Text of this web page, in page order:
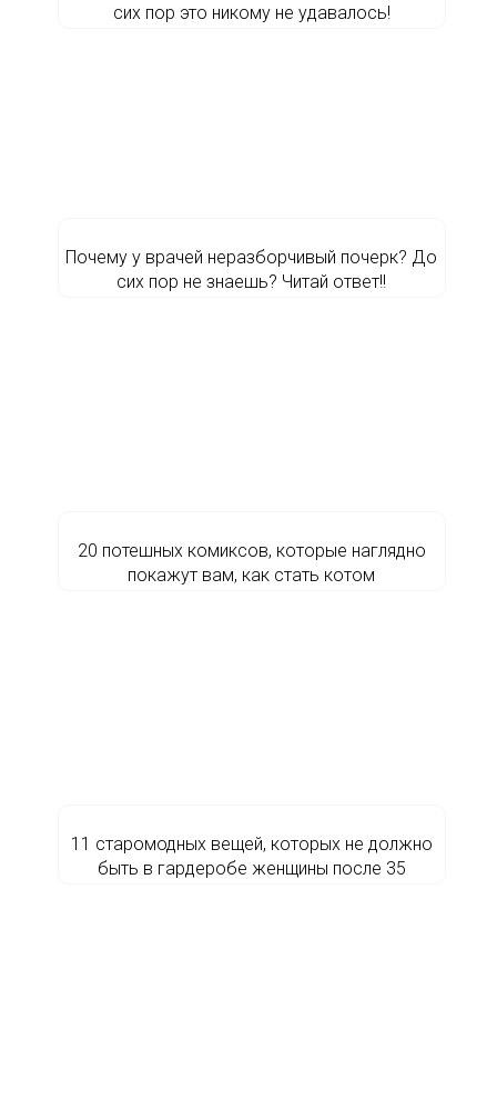
сих пор это никому не удавалось!
Почему у врачей неразборчивый почерк? До
сих пор не знаешь? Читай ответ!!
20 потешных комиксов, которые наглядно
покажут вам, как стать котом
11 старомодных вещей, которых не должно
быть в гардеробе женщины после 35